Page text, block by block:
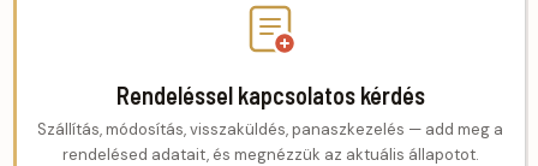
Rendeléssel kapcsolatos kérdés
Szállítás, módosítás, visszaküldés, panaszkezelés — add meg a
rendelésed adatait, és megnézzük az aktuális állapotot.